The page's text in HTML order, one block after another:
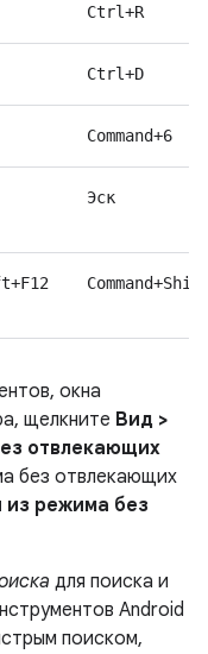
Ctrl+R
Ctrl+D
Command+6
Эск
окна
щелкните Вид >
отвлекающих
без отвлекающих
из режима без
для поиска и
Android
поиском,